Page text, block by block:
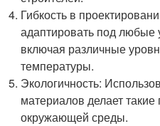
Гибкость в
адаптировать под любые
включая различные
температуры.
Экологичность:
материалов делает
окружающей среды.